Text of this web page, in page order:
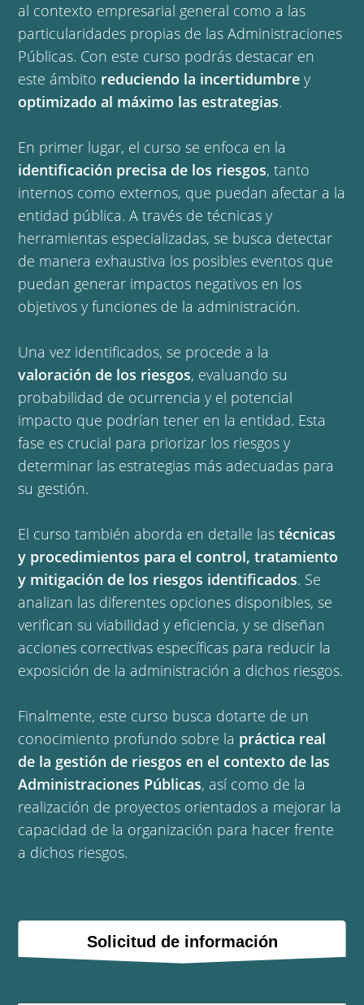
al contexto empresarial general como a las
particularidades propias de las Administraciones
Públicas. Con este curso podrás destacar en
este ámbito reduciendo la incertidumbre y
optimizado al máximo las estrategias.
En primer lugar, el curso se enfoca en la
identificación precisa de los riesgos, tanto
internos como externos, que puedan afectar a la
entidad pública. A través de técnicas y
herramientas especializadas, se busca detectar
de manera exhaustiva los posibles eventos que
puedan generar impactos negativos en los
objetivos y funciones de la administración.
Una vez identificados, se procede a la
valoración de los riesgos, evaluando su
probabilidad de ocurrencia y el potencial
impacto que podrían tener en la entidad. Esta
fase es crucial para priorizar los riesgos y
determinar las estrategias más adecuadas para
su gestión.
El curso también aborda en detalle lastécnicas
y procedimientos para el control, tratamiento
y mitigación de los riesgos identificados. Se
analizan las diferentes opciones disponibles, se
verifican su viabilidad y eficiencia, y se diseñan
acciones correctivas específicas para reducir la
exposición de la administración a dichos riesgos.
Finalmente, este curso busca dotarte de un
conocimiento profundo sobre la práctica real
de la gestión de riesgos en el contexto de las
Administraciones Públicas, así como de la
realización de proyectos orientados a mejorar la
capacidad de la organización para hacer frente
a dichos riesgos.
Solicitud de información